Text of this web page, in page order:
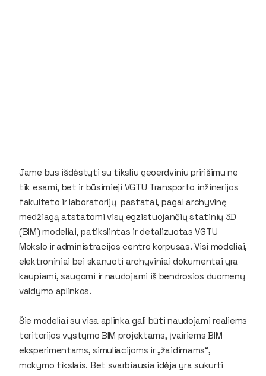
Jame bus išdėstyti su tiksliu geoerdviniu pririšimu ne
tik esami, bet ir būsimieji VGTU Transporto inžinerijos
fakulteto ir laboratorijų pastatai, pagal archyvinę
medžiagą atstatomi visų egzistuojančių statinių 3D
(BIM) modeliai, patikslintas ir detalizuotas VGTU
Mokslo ir administracijos centro korpusas. Visi modeliai,
elektroniniai bei skanuoti archyviniai dokumentai yra
kaupiami, saugomi ir naudojami iš bendrosios duomenų
valdymo aplinkos.
Šie modeliai su visa aplinka gali būti naudojami realiems
teritorijos vystymo BIM projektams, įvairiems BIM
eksperimentams, simuliacijoms ir „žaidimams“,
mokymo tikslais. Bet svarbiausia idėja yra sukurti